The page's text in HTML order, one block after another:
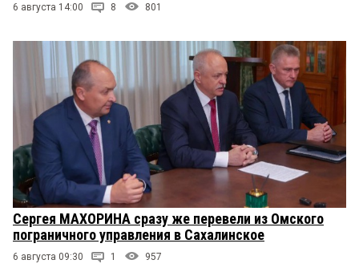
6 августа 14:00 8 801
Сергея МАХОРИНА сразу же перевели из Омского
пограничного управления в Сахалинское
6 августа 09:30 1 957